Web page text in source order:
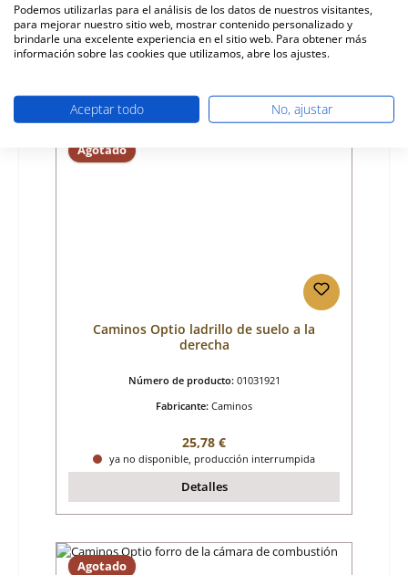
Precio normal:
42,94 €
tiempo de entrega aprox. 2-3 semanas
Agotado
Caminos Optio ladrillo de suelo a la
derecha
Número de producto: 01031921
Fabricante: Caminos
Precio normal:
25,78 €
ya no disponible, producción interrumpida
Detalles
Agotado
Podemos utilizarlas para el análisis de los datos de nuestros visitantes,
para mejorar nuestro sitio web, mostrar contenido personalizado y
brindarle una excelente experiencia en el sitio web. Para obtener más
información sobre las cookies que utilizamos, abre los ajustes.
Aceptar todo No, ajustar